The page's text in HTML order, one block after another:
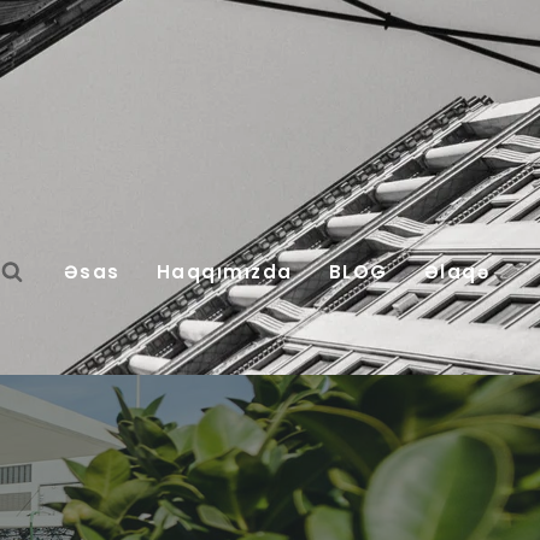
Əsas Haqqımızda BLOG Əlaqə